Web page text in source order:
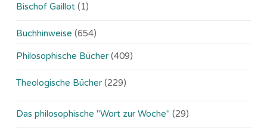
Bischof Gaillot (1)
Buchhinweise (654)
Philosophische Bücher (409)
Theologische Bücher (229)
Das philosophische "Wort zur Woche" (29)